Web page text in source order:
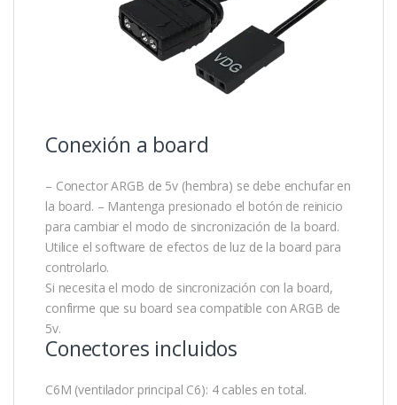
Conexión a board
– Conector ARGB de 5v (hembra) se debe enchufar en
la board. – Mantenga presionado el botón de reinicio
para cambiar el modo de sincronización de la board.
Utilice el software de efectos de luz de la board para
controlarlo.
Si necesita el modo de sincronización con la board,
confirme que su board sea compatible con ARGB de
5v.
Conectores incluidos
C6M (ventilador principal C6): 4 cables en total.